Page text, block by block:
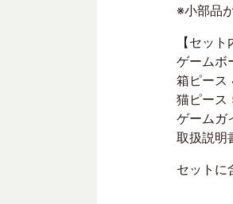
※小部品
【セット
ゲームボ
箱ピース
猫ピース
ゲームガ
取扱説明
セットに